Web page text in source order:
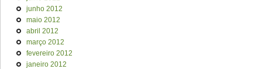
junho 2012
maio 2012
abril 2012
março 2012
fevereiro 2012
janeiro 2012